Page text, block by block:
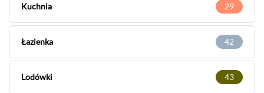
Kuchnia 29
Łazienka 42
Lodówki 43